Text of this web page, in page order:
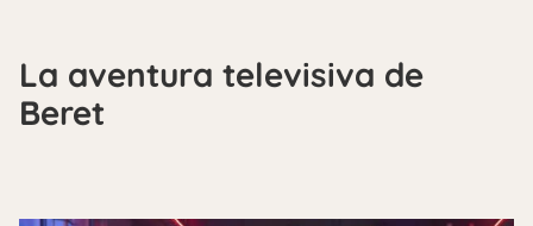
La aventura televisiva de
Beret